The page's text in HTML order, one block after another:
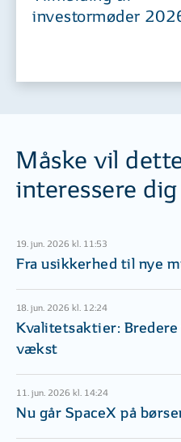
investormøder
Måske vil
interessere dig
19. jun. 2026 kl. 11:53
Fra usikkerhed til nye
18. jun. 2026 kl. 12:24
Kvalitetsaktier:
vækst
11. jun. 2026 kl. 14:24
Nu går SpaceX på